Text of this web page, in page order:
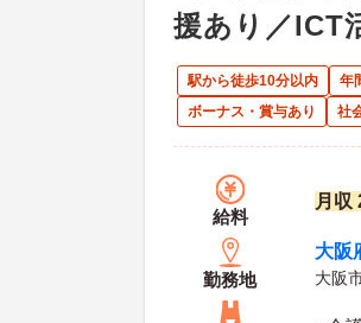
援あり／ICT
駅から徒歩10分以内 年
ボーナス・賞与あり
社
給料
月収
勤務地
大阪
大阪